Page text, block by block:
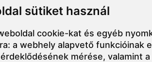
sütiket használ
cookie-kat és egyéb
a webhely alapvető funkcióinak
mérése, valamint
Főoldal Munkaruha MunkaruhaPóló, ing,